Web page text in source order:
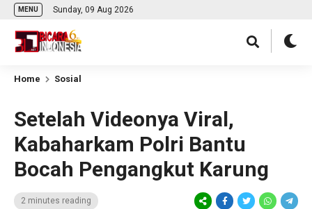
MENU Sunday, 09 Aug 2026
Home Sosial
Setelah Videonya Viral,
Kabaharkam Polri Bantu
Bocah Pengangkut Karung
2 minutes reading